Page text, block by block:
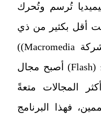
تُرسم وتُحرك
أقل بكثير من ذي
Macromedia)
)
(
Flash) أصبح مجال
المجالات متعةً
فهذا البرنامج